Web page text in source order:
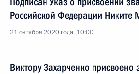
Российской Федерации Никите
21 октября 2020 года, 10:00
Виктору Захарченко присвоено